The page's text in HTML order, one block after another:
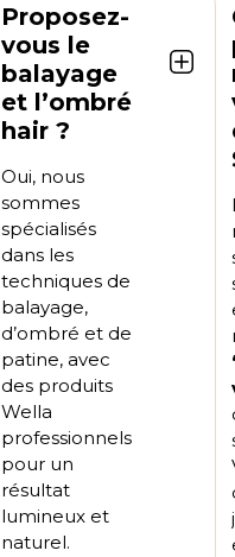
Proposez-
vous le
balayage
et l’ombré
hair ?
Oui, nous
sommes
spécialisés
dans les
techniques de
balayage,
d’ombré et de
patine, avec
des produits
Wella
professionnels
pour un
résultat
lumineux et
naturel.